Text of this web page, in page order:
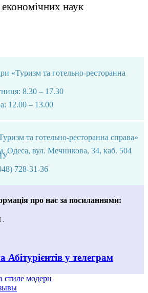
наук
«Туризм та готельно-ресторанна
8.30 – 17.30
12.00 – 13.00
та готельно-ресторанна справа»
Одеса, вул. Мечникова, 34, каб. 504
728-31-36
про нас за посиланнями:
Абітурієнтів у телеграм
стиле модерн